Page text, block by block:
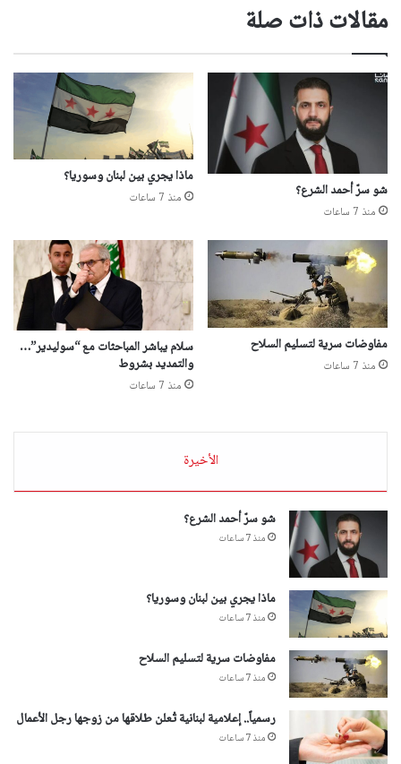
مقالات ذات صلة
شو سرّ أحمد الشرع؟
منذ 7 ساعات
ماذا يجري بين لبنان وسوريا؟
منذ 7 ساعات
مفاوضات سرية لتسليم السلاح
منذ 7 ساعات
سلام يباشر المباحثات مع “سوليدير”…
والتمديد بشروط
منذ 7 ساعات
الأخيرة
شو سرّ أحمد الشرع؟
منذ 7 ساعات
ماذا يجري بين لبنان وسوريا؟
منذ 7 ساعات
مفاوضات سرية لتسليم السلاح
منذ 7 ساعات
رسمياً.. إعلامية لبنانية تُعلن طلاقها من زوجها رجل الأعمال
منذ 7 ساعات